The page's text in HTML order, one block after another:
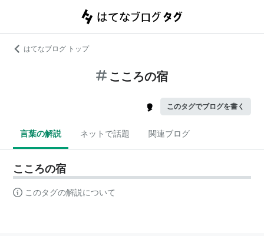
はてなブログ トップ
こころの宿
このタグでブログを書く
言葉の解説 ネットで話題 関連ブログ
こころの宿
このタグの解説について